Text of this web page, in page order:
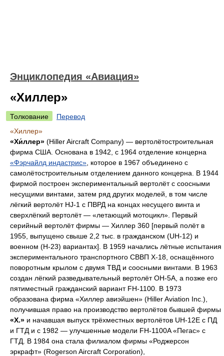
Энциклопедия «Авиация»
«Хиллер»
Толкование
Перевод
«Хиллер»
«Хи́ллер» (Hiller Aircraft Company) — вертолётостроительная
фирма США. Основана в 1942, с 1964 отделение концерна
«Фэрчайлд индастрис» , которое в 1967 объединено с
самолётостроительным отделением данного концерна. В 1944
фирмой построен экспериментальный вертолёт с соосными
несущими винтами, затем ряд других моделей, в том числе
лёгкий вертолёт HJ-1 с ПВРД на концах несущего винта и
сверхлёгкий вертолёт — «летающий мотоцикл». Первый
серийный вертолёт фирмы — Хиллер 360 [первый полёт в
1955, выпущено свыше 2,2 тыс. в гражданском (UH-12) и
военном (H-23) вариантах]. В 1959 начались лётные испытания
экспериментального транспортного СВВП X-18, оснащённого
поворотным крылом с двумя ТВД и соосными винтами. В 1963
создан лёгкий разведывательный вертолёт OH-5A, а позже его
пятиместный гражданский вариант FH-1100. В 1973
образована фирма «Хиллер авиэйшен» (Hiller Aviation Inc.),
получившая право на производство вертолётов бывшей фирмы
«Х.» и начавшая выпуск трёхместных вертолётов UH-12E с ПД
и ГТД и с 1982 — улучшенные модели FH-1100A «Пегас» с
ГТД. В 1984 она стала филиалом фирмы «Роджерсон
эркрафт» (Rogerson Aircraft Corporation),